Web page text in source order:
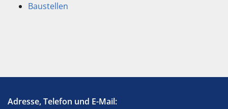
Baustellen
Adresse, Telefon und E-Mail: